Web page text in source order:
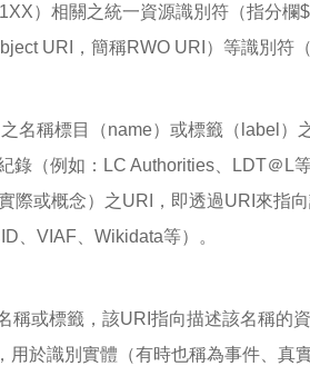
）相關之統一資源識別符（指分欄
URI，簡稱RWO URI）等識別符（
名稱標目（name）或標籤（label）
（例如：LC Authorities、LDT＠L
際或概念）之URI，即透過URI來指
、VIAF、Wikidata等）。
稱或標籤，該URI指向描述該名稱的
於識別實體（有時也稱為事件、真